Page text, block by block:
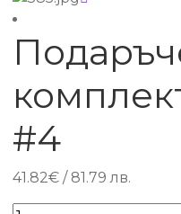
#4
41.82€ / 81.79 лв.